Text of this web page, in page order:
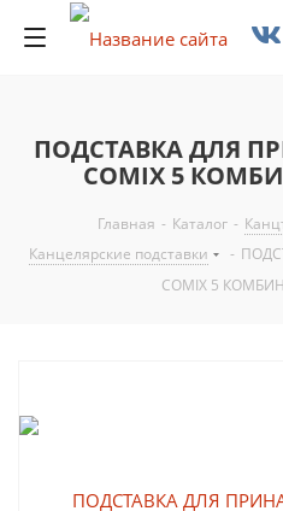
ПОДСТАВКА ДЛЯ
COMIX 5
Главная - Каталог -
Канцелярские подставки
-
COMIX 5